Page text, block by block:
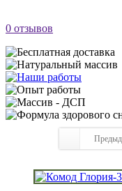
0 отзывов